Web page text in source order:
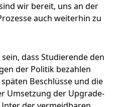
wir bereit, uns an der
auch weiterhin zu
dass Studierende den
der Politik bezahlen
Beschlüsse und die
Umsetzung der Upgrade-